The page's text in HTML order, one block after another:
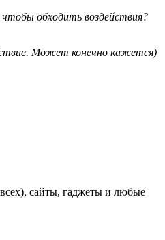
обходить воздействия?
Может конечно кажется)
сайты, гаджеты и любые